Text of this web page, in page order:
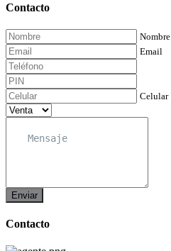
Contacto
Nombre
Email
Celular
Enviar
Contacto